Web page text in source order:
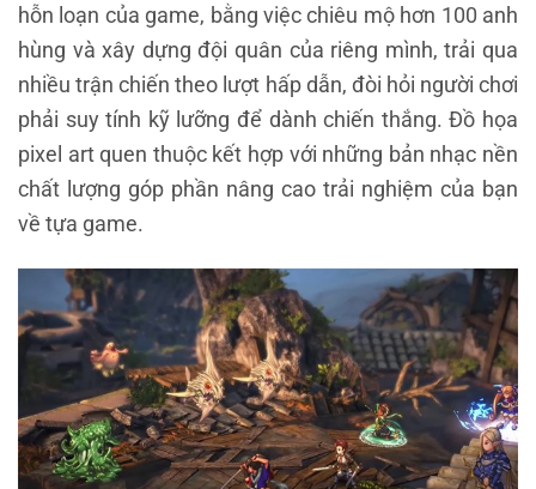
hỗn loạn của game, bằng việc chiêu mộ hơn 100 anh
hùng và xây dựng đội quân của riêng mình, trải qua
nhiều trận chiến theo lượt hấp dẫn, đòi hỏi người chơi
phải suy tính kỹ lưỡng để dành chiến thắng. Đồ họa
pixel art quen thuộc kết hợp với những bản nhạc nền
chất lượng góp phần nâng cao trải nghiệm của bạn
về tựa game.